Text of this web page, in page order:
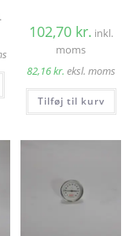
102,70 kr. inkl.
moms
82,16kr. eksl. moms
Tilføj til kurv